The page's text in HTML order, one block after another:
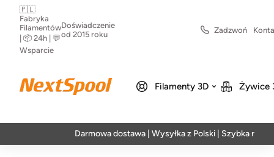
🇵🇱
Fabryka
Filamentów
| 📦 24h | 💬
Wsparcie
Doświadczenie
od 2015 roku
Zadzwoń
Filamenty 3D Żywice
Darmowa dostawa | Wysyłka z Polski | Szybka realizacja w